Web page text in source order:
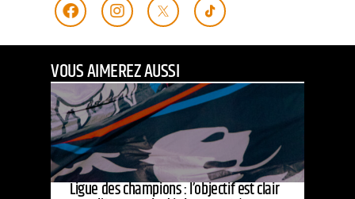
VOUS AIMEREZ AUSSI
Ligue des champions : l’objectif est clair